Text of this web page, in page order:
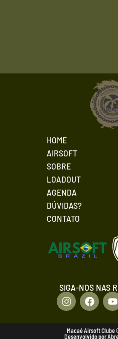
HOME
AIRSOFT
SOBRE
LOADOUT
AGENDA
DÚVIDAS?
CONTATO
SIGA-NOS NAS
Macaé Airsoft Clube
Desenvolvido por